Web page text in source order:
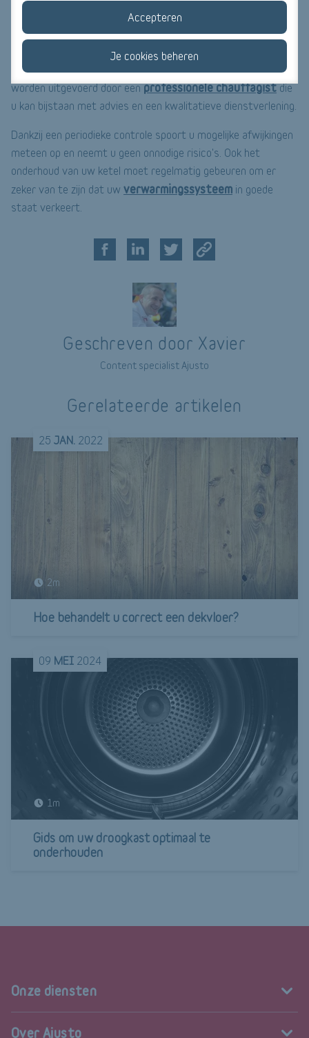
Accepteren
Je cookies beheren
Bijverwarming is trouwens enkel doeltreffend en zuinig als u
de verwarmingselementen combineert met een ander
verwarmingssysteem. Verwaarloos trouwens niet de
periodieke controle van uw verwarmingsketel. Deze moet
worden uitgevoerd door eenprofessionele chauffagistdie
u kan bijstaan met advies en een kwalitatieve dienstverlening.
Dankzij een periodieke controle spoort u mogelijke afwijkingen
meteen op en neemt u geen onnodige risico's. Ook het
onderhoud van uw ketel moet regelmatig gebeuren om er
zeker van te zijn dat uw verwarmingssysteem in goede
staat verkeert.
Geschreven door Xavier
Content specialist Ajusto
Gerelateerde artikelen
25 JAN. 2022
2m
Hoe behandelt u correct een dekvloer?
09 MEI 2024
1m
Gids om uw droogkast optimaal te
onderhouden
Onze diensten
Over Ajusto